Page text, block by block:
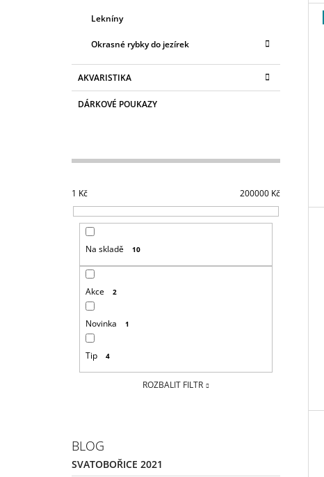
Lekníny
Okrasné rybky do jezírek
AKVARISTIKA
DÁRKOVÉ POUKAZY
1 Kč 200000 Kč
Na skladě 10
Akce 2
Novinka 1
Tip 4
ROZBALIT FILTR
BLOG
SVATOBOŘICE 2021